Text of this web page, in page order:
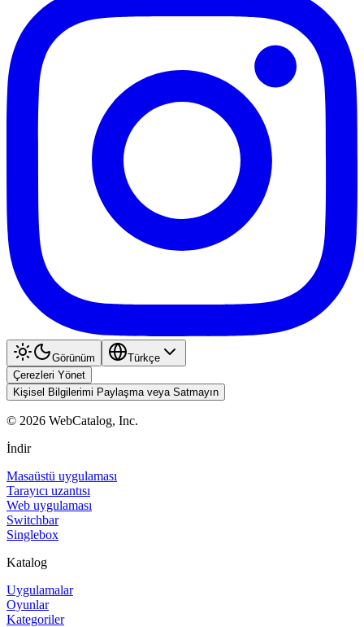
Görünüm
Türkçe
Çerezleri Yönet
Kişisel Bilgilerimi Paylaşma veya Satmayın
© 2026 WebCatalog, Inc.
İndir
Masaüstü uygulaması
Tarayıcı uzantısı
Web uygulaması
Switchbar
Singlebox
Katalog
Uygulamalar
Oyunlar
Kategoriler